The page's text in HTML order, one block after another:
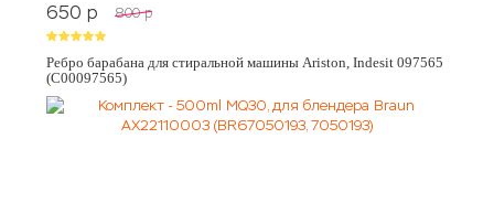
650 p 800 p
Ребро барабана для стиральной машины Ariston, Indesit 097565
(C00097565)